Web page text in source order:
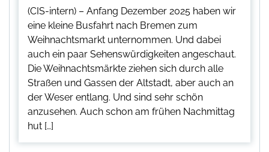
(CIS-intern) – Anfang Dezember 2025 haben wir
eine kleine Busfahrt nach Bremen zum
Weihnachtsmarkt unternommen. Und dabei
auch ein paar Sehenswürdigkeiten angeschaut.
Die Weihnachtsmärkte ziehen sich durch alle
Straßen und Gassen der Altstadt, aber auch an
der Weser entlang. Und sind sehr schön
anzusehen. Auch schon am frühen Nachmittag
hut […]